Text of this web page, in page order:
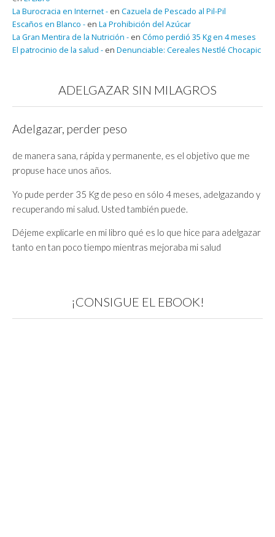
La Burocracia en Internet - en Cazuela de Pescado al Pil-Pil
Escaños en Blanco - en La Prohibición del Azúcar
La Gran Mentira de la Nutrición - en Cómo perdió 35 Kg en 4 meses
El patrocinio de la salud - en Denunciable: Cereales Nestlé Chocapic
ADELGAZAR SIN MILAGROS
Adelgazar, perder peso
de manera sana, rápida y permanente, es el objetivo que me
propuse hace unos años.
Yo pude perder 35 Kg de peso en sólo 4 meses, adelgazando y
recuperando mi salud. Usted también puede.
Déjeme explicarle en mi libro qué es lo que hice para adelgazar
tanto en tan poco tiempo mientras mejoraba mi salud
¡CONSIGUE EL EBOOK!